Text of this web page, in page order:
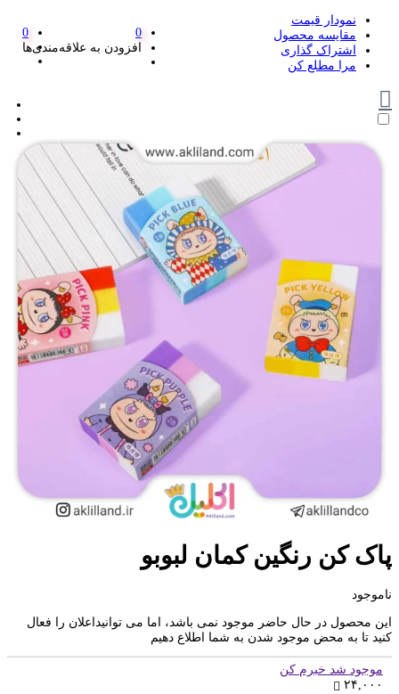
نمودار قیمت
مقایسه محصول
اشتراک گذاری
مرا مطلع کن
0
افزودن به علاقه‌مندی‌ها
0
پاک کن رنگین کمان لبوبو
ناموجود
این محصول در حال حاضر موجود نمی باشد، اما می توانیداعلان را فعال
کنید تا به محض موجود شدن به شما اطلاع دهیم
موجود شد خبرم کن
۲۴,۰۰۰